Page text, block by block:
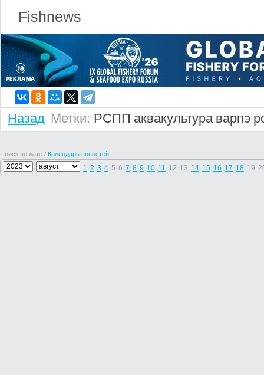
Fishnews
Назад Метки: РСПП аквакультура варпэ
Поиск по дате / Календарь новостей
1 2 3 4 5 6 7 8 9 10 11 12 13 14 15 16 17 18 19